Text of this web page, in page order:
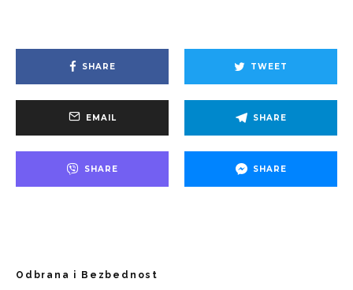
SHARE TWEET
EMAIL SHARE
SHARE SHARE
Odbrana i Bezbednost